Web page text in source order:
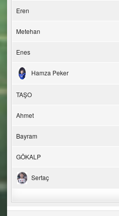
Eren
Metehan
Enes
Hamza Peker
TAŞO
Ahmet
Bayram
GÖKALP
Sertaç